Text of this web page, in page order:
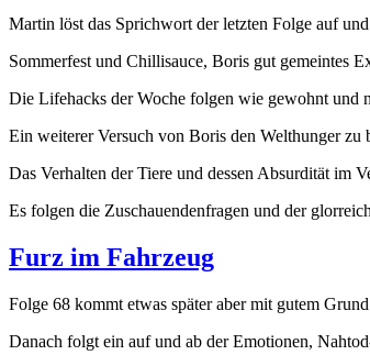
Martin löst das Sprichwort der letzten Folge auf
Sommerfest und Chillisauce, Boris gut gemeintes
Die Lifehacks der Woche folgen wie gewohnt und
Ein weiterer Versuch von Boris den Welthunger zu
Das Verhalten der Tiere und dessen Absurdität im
Es folgen die Zuschauendenfragen und der
Furz im Fahrzeug
Folge 68 kommt etwas später aber mit gutem
Danach folgt ein auf und ab der Emotionen,